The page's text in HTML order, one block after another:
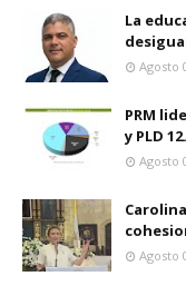
La
Agosto
PRM
y PLD
Agosto
Agosto